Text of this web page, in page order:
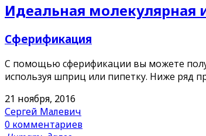
Идеальная молекулярная
Сферификация
С помощью сферификации вы можете
используя шприц или пипетку. Ниже ряд
21 ноября, 2016
Сергей Малевич
0 комментариев